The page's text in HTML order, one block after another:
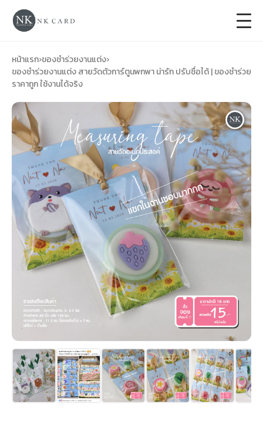
การ์ดแต่งงาน
ของชำร่วยงานแต่ง
ของรับไหว้ +
ป้ายของชำร่วยงานแต่ง +
การ์ดงานบวช
การ์ดขึ้นบ้านใหม่
ซองเปล่า
รับพิมพ์หน้าซอง
Wax Seal Sticker | สติกเกอร์ตราครั่งปิดซอง
การ์ดแต่งงานออนไลน์
รีวิว
เกี่ยวกับเรา
หน้าแรก›ของชำร่วยงานแต่ง›
ของชำร่วยงานแต่ง สายวัดตัวการ์ตูนพกพา น่ารัก ปรับชื่อได้ | ของชำร่วย
ราคาถูก ใช้งานได้จริง